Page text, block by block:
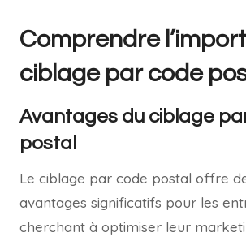
Comprendre
ciblage par code
Avantages du ciblage
postal
Le ciblage par code postal offre
avantages significatifs pour les
cherchant à optimiser leur